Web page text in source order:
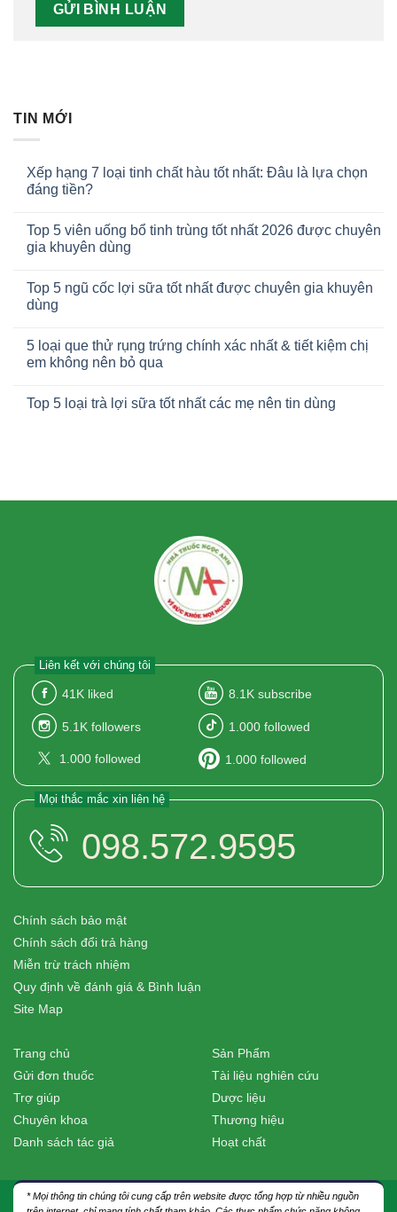
TIN MỚI
Xếp hạng 7 loại tinh chất hàu tốt nhất: Đâu là lựa chọn
đáng tiền?
Top 5 viên uống bổ tinh trùng tốt nhất 2026 được chuyên
gia khuyên dùng
Top 5 ngũ cốc lợi sữa tốt nhất được chuyên gia khuyên
dùng
5 loại que thử rụng trứng chính xác nhất & tiết kiệm chị
em không nên bỏ qua
Top 5 loại trà lợi sữa tốt nhất các mẹ nên tin dùng
Liên kết với chúng tôi
41K liked 8.1K subscribe
5.1K followers 1.000 followed
1.000 followed 1.000 followed
Mọi thắc mắc xin liên hệ
098.572.9595
Chính sách bảo mật
Chính sách đổi trả hàng
Miễn trừ trách nhiệm
Quy định về đánh giá & Bình luận
Site Map
Trang chủ
Gửi đơn thuốc
Trợ giúp
Chuyên khoa
Danh sách tác giả
Sản Phẩm
Tài liệu nghiên cứu
Dược liệu
Thương hiệu
Hoạt chất
* Mọi thông tin chúng tôi cung cấp trên website được tổng hợp từ nhiều nguồn